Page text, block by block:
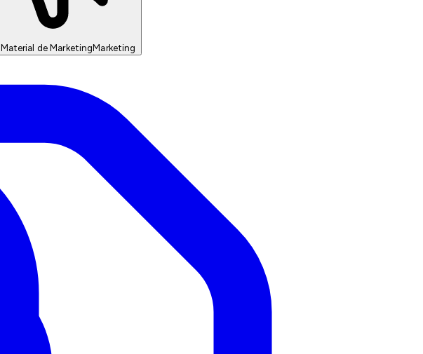
Material de MarketingMarketing